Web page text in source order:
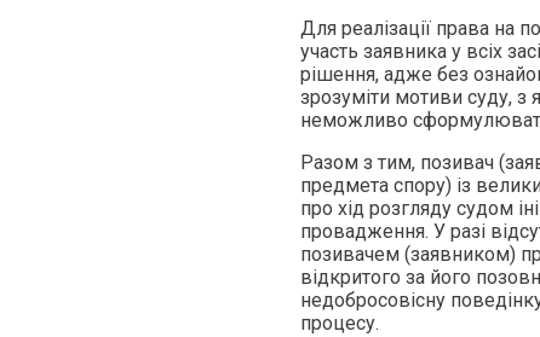
Для реалізації права на
участь заявника у всіх
рішення, адже без
зрозуміти мотиви суду,
неможливо сформулювати
Разом з тим, позивач
предмета спору) із
про хід розгляду судом
провадження. У разі
позивачем (заявником)
відкритого за його
недобросовісну
процесу.